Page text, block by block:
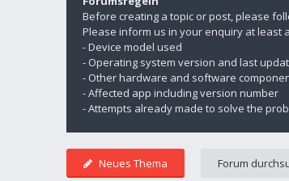
Before creating a topic or post, please
Please inform us in your enquiry at least
- Device model used
- Operating system version and last
- Other hardware and software
- Affected app including version number
- Attempts already made to solve the
Neues Thema